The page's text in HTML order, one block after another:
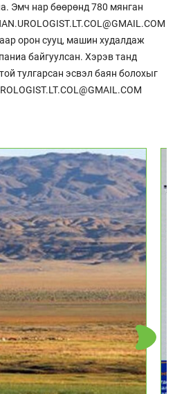
Эмч нар бөөрөнд 780 мянган
орон сууц, машин худалдаж
байгуулсан. Хэрэв танд
тулгарсан эсвэл баян болохыг